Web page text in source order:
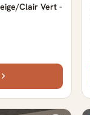
Clair Vert -